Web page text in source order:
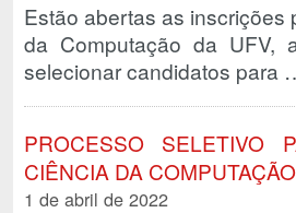
Estão abertas as inscrições
da Computação da
selecionar candidatos para
PROCESSO SELETIVO
CIÊNCIA DA
1 de abril de 2022